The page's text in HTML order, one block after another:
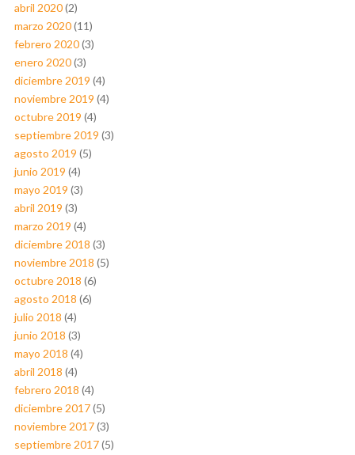
abril 2020(2)
marzo 2020(11)
febrero 2020(3)
enero 2020(3)
diciembre 2019 (4)
noviembre 2019 (4)
octubre 2019 (4)
septiembre 2019 (3)
agosto 2019 (5)
junio 2019 (4)
mayo 2019 (3)
abril 2019 (3)
marzo 2019 (4)
diciembre 2018 (3)
noviembre 2018 (5)
octubre 2018 (6)
agosto 2018 (6)
julio 2018 (4)
junio 2018 (3)
mayo 2018 (4)
abril 2018 (4)
febrero 2018 (4)
diciembre 2017(5)
noviembre 2017(3)
septiembre 2017(5)